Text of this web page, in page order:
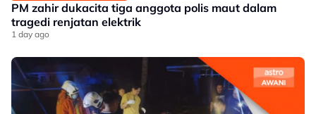
PM zahir dukacita tiga anggota polis maut dalam
tragedi renjatan elektrik
1 day ago